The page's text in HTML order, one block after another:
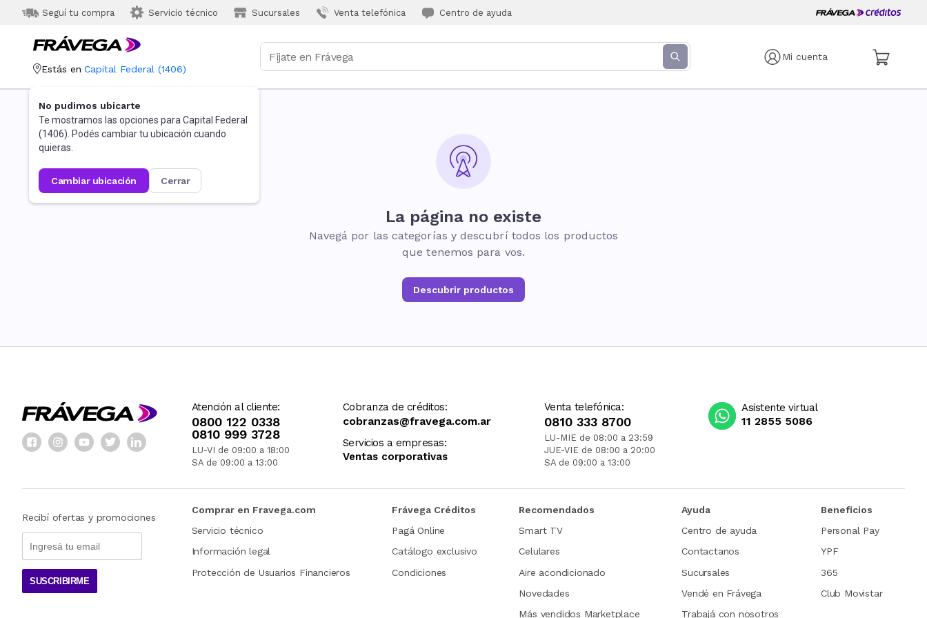
Seguí tu compra Servicio técnico Sucursales Venta telefónica Centro de ayuda
Mi cuenta
Estás en Capital Federal (1406)
No pudimos ubicarte
Te mostramos las opciones para Capital Federal
(1406). Podés cambiar tu ubicación cuando
quieras.
cambiar ubicación cerrar
La página no existe
Navegá por las categorías y descubrí todos los productos
que tenemos para vos.
Descubrir productos
Atención al cliente:
0800 122 0338
0810 999 3728
LU-VI de 09:00 a 18:00
SA de 09:00 a 13:00
Cobranza de créditos:
cobranzas@fravega.com.ar
Servicios a empresas:
Ventas corporativas
Venta telefónica:
0810 333 8700
LU-MIE de 08:00 a 23:59
JUE-VIE de 08:00 a 20:00
SA de 09:00 a 13:00
Asistente virtual
11 2855 5086
Recibí ofertas y promociones
SUSCRIBIRME
Comprar en Fravega.com
Servicio técnico
Información legal
Protección de Usuarios Financieros
Frávega Créditos
Pagá Online
Catálogo exclusivo
Condiciones
Recomendados
Smart TV
Celulares
Aire acondicionado
Novedades
Más vendidos Marketplace
Ayuda
Centro de ayuda
Contactanos
Sucursales
Vendé en Frávega
Trabajá con nosotros
Beneficios
Personal Pay
YPF
365
Club Movistar